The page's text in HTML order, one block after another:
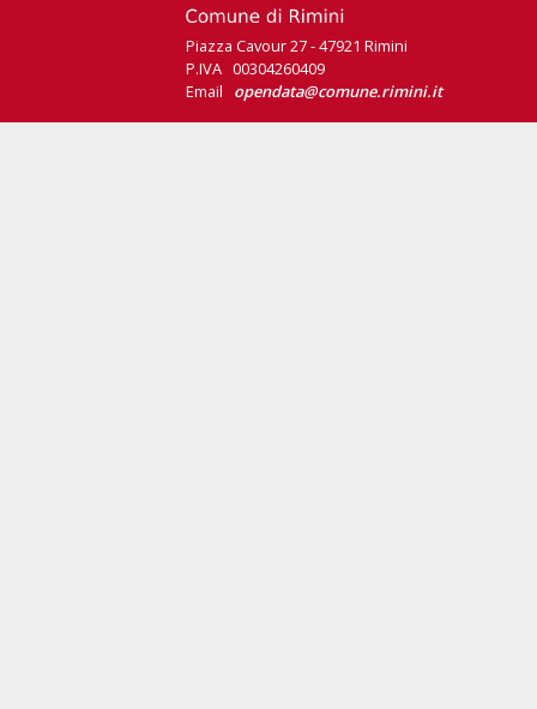
Piazza Cavour 27 - 47921 Rimini
P.IVA 00304260409
Email opendata@comune.rimini.it